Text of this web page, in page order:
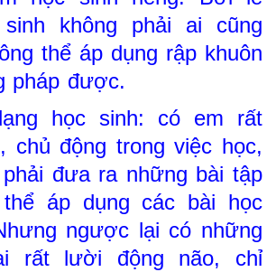
không phải ai cũng
thể áp dụng rập khuôn
pháp được.
học sinh: có em rất
chủ động trong việc học,
đưa ra những bài tập
áp dụng các bài học
ngược lại có những
rất lười động não, chỉ